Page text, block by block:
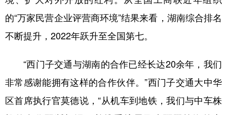
的“万家民营企业评营商环境”结果来看，湖南综合排名
不断提升，2022年跃升至全国第七。
“西门子交通与湖南的合作已经长达20余年，我们
非常感谢能拥有这样的合作伙伴。”西门子交通大中华
区首席执行官莫德说，“从机车到地铁，我们与中车株